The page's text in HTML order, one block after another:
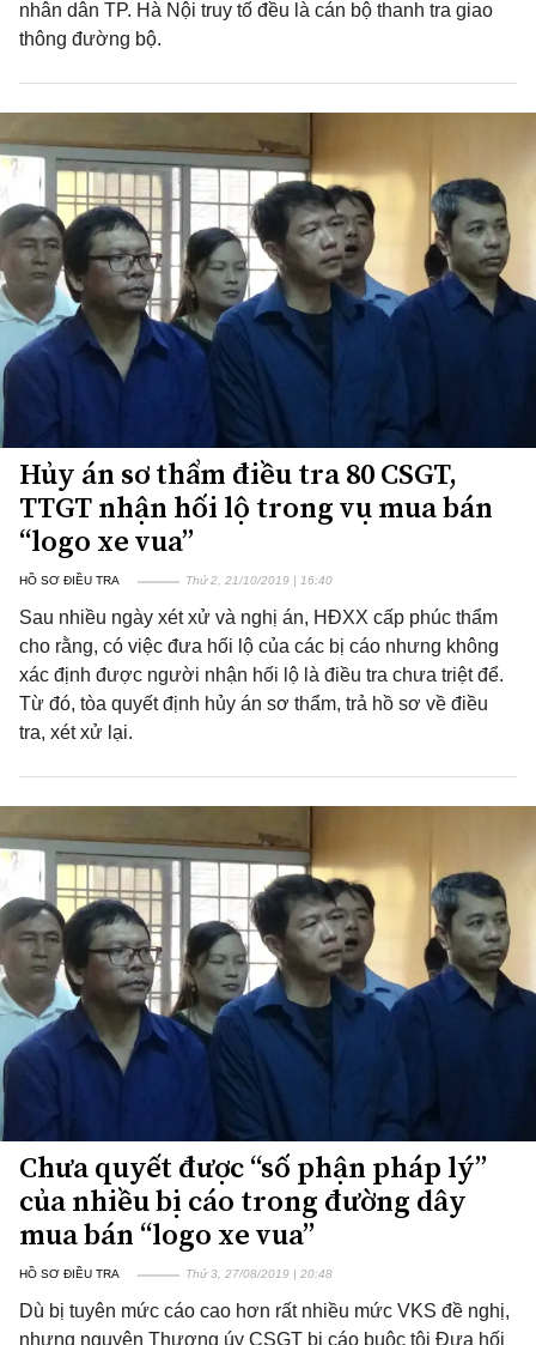
nhân dân TP. Hà Nội truy tố đều là cán bộ thanh tra giao
thông đường bộ.
Hủy án sơ thẩm điều tra 80 CSGT,
TTGT nhận hối lộ trong vụ mua bán
“logo xe vua”
HỒ SƠ ĐIỀU TRA Thứ 2, 21/10/2019 | 16:40
Sau nhiều ngày xét xử và nghị án, HĐXX cấp phúc thẩm
cho rằng, có việc đưa hối lộ của các bị cáo nhưng không
xác định được người nhận hối lộ là điều tra chưa triệt để.
Từ đó, tòa quyết định hủy án sơ thẩm, trả hồ sơ về điều
tra, xét xử lại.
Chưa quyết được “số phận pháp lý”
của nhiều bị cáo trong đường dây
mua bán “logo xe vua”
HỒ SƠ ĐIỀU TRA Thứ 3, 27/08/2019 | 20:48
Dù bị tuyên mức cáo cao hơn rất nhiều mức VKS đề nghị,
nhưng nguyên Thượng úy CSGT bị cáo buộc tội Đưa hối